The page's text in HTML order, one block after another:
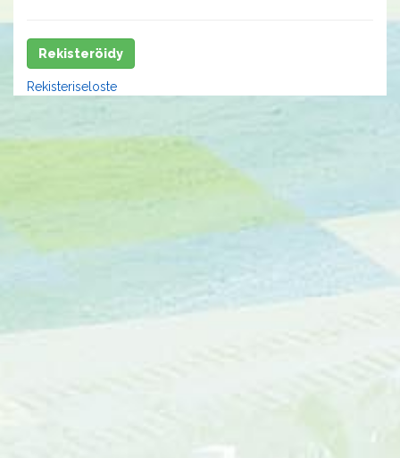
Rekisteröidy
Rekisteriseloste